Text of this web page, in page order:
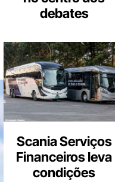
debates
Scania Serviços
Financeiros leva
condições